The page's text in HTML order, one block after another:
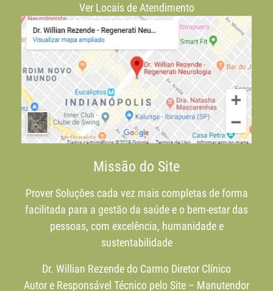
Ver Locais de Atendimento
Missão do Site
Prover Soluções cada vez mais completas de forma
facilitada para a gestão da saúde e o bem-estar das
pessoas, com excelência, humanidade e
sustentabilidade
Dr. Willian Rezende do Carmo Diretor Clínico
Autor e Responsável Técnico pelo Site – Manutendor